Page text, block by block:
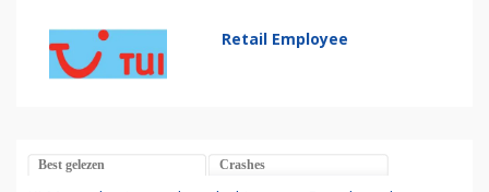
Retail Employee
Best gelezen Crashes